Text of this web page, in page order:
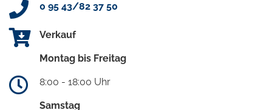
0 95 43/82 37 50
Verkauf
Montag bis Freitag
8:00 - 18:00 Uhr
Samstag